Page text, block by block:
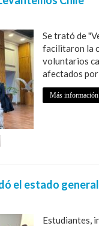
Se trató de
facilitaron la
voluntarios
afectados
Más información
el estado
Estudiantes,